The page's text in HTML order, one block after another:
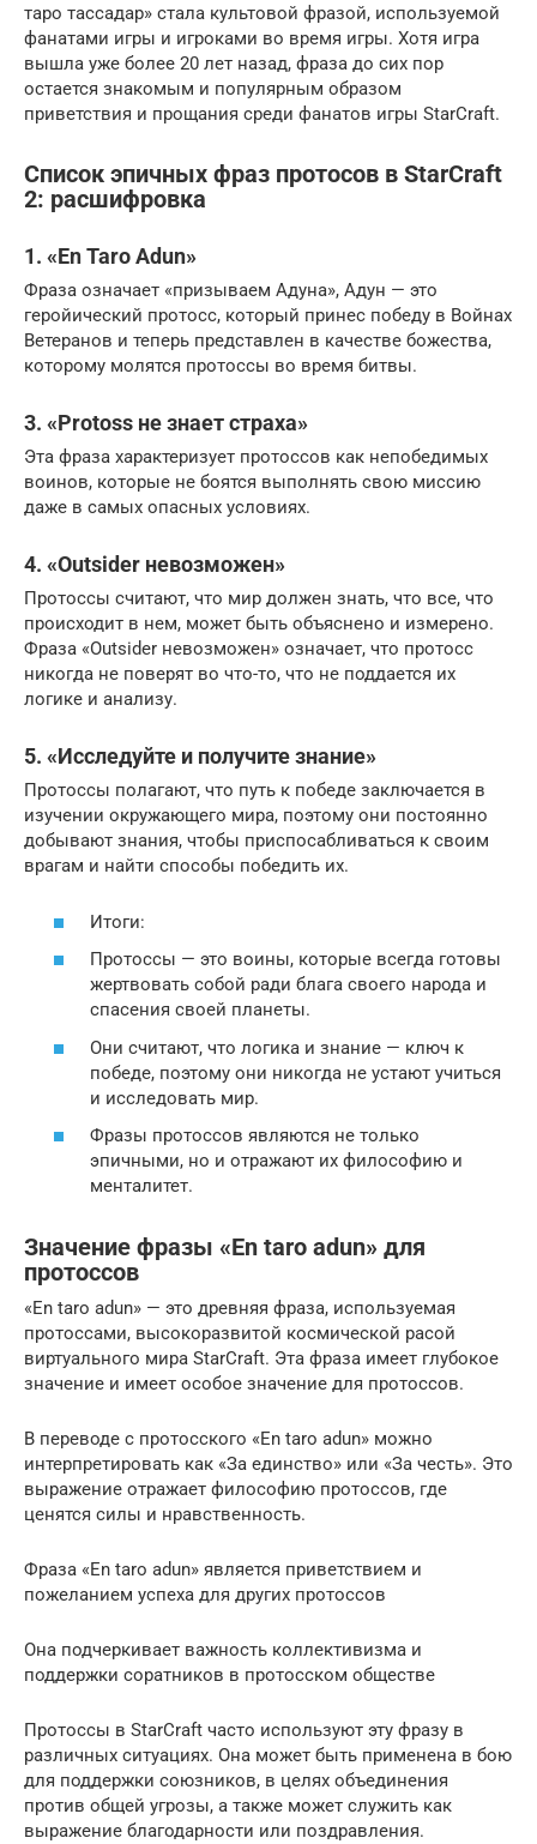
таро тассадар» стала культовой фразой, используемой
фанатами игры и игроками во время игры. Хотя игра
вышла уже более 20 лет назад, фраза до сих пор
остается знакомым и популярным образом
приветствия и прощания среди фанатов игры StarCraft.
Список эпичных фраз протосов в StarCraft
2: расшифровка
1. «En Taro Adun»
Фраза означает «призываем Адуна», Адун — это
геройический протосс, который принес победу в Войнах
Ветеранов и теперь представлен в качестве божества,
которому молятся протоссы во время битвы.
3. «Protoss не знает страха»
Эта фраза характеризует протоссов как непобедимых
воинов, которые не боятся выполнять свою миссию
даже в самых опасных условиях.
4. «Outsider невозможен»
Протоссы считают, что мир должен знать, что все, что
происходит в нем, может быть объяснено и измерено.
Фраза «Outsider невозможен» означает, что протосс
никогда не поверят во что-то, что не поддается их
логике и анализу.
5. «Исследуйте и получите знание»
Протоссы полагают, что путь к победе заключается в
изучении окружающего мира, поэтому они постоянно
добывают знания, чтобы приспосабливаться к своим
врагам и найти способы победить их.
Итоги:
Протоссы — это воины, которые всегда готовы
жертвовать собой ради блага своего народа и
спасения своей планеты.
Они считают, что логика и знание — ключ к
победе, поэтому они никогда не устают учиться
и исследовать мир.
Фразы протоссов являются не только
эпичными, но и отражают их философию и
менталитет.
Значение фразы «En taro adun» для
протоссов
«En taro adun» — это древняя фраза, используемая
протоссами, высокоразвитой космической расой
виртуального мира StarCraft. Эта фраза имеет глубокое
значение и имеет особое значение для протоссов.
В переводе с протосского «En taro adun» можно
интерпретировать как «За единство» или «За честь». Это
выражение отражает философию протоссов, где
ценятся силы и нравственность.
Фраза «En taro adun» является приветствием и
пожеланием успеха для других протоссов
Она подчеркивает важность коллективизма и
поддержки соратников в протосском обществе
Протоссы в StarCraft часто используют эту фразу в
различных ситуациях. Она может быть применена в бою
для поддержки союзников, в целях объединения
против общей угрозы, а также может служить как
выражение благодарности или поздравления.